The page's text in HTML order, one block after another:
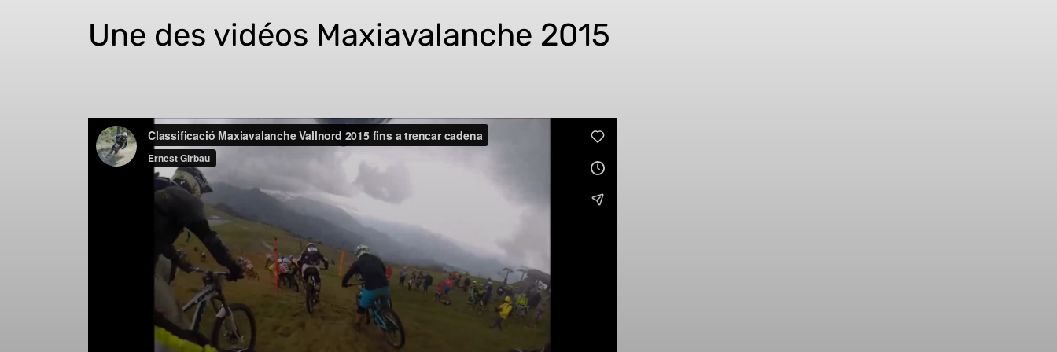
Une des vidéos Maxiavalanche 2015